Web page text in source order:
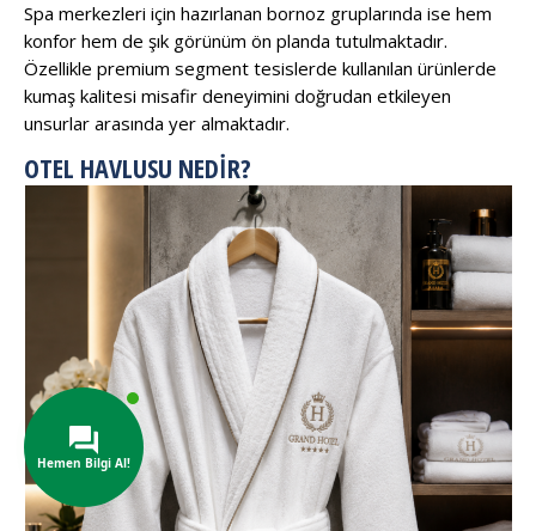
Spa merkezleri için hazırlanan bornoz gruplarında ise hem
konfor hem de şık görünüm ön planda tutulmaktadır.
Özellikle premium segment tesislerde kullanılan ürünlerde
kumaş kalitesi misafir deneyimini doğrudan etkileyen
unsurlar arasında yer almaktadır.
OTEL HAVLUSU NEDIR?